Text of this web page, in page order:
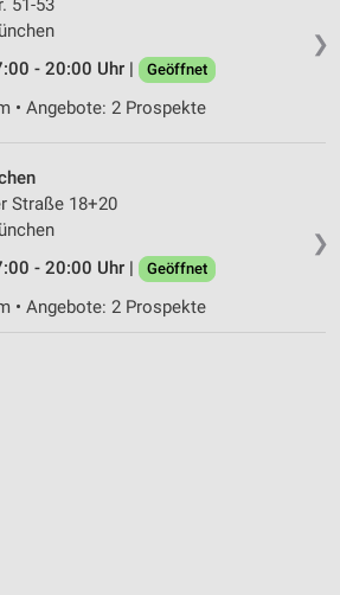
❯
51-53
- 20:00 Uhr |
Geöffnet
• Angebote: 2 Prospekte
❯
Straße 18+20
- 20:00 Uhr |
Geöffnet
• Angebote: 2 Prospekte